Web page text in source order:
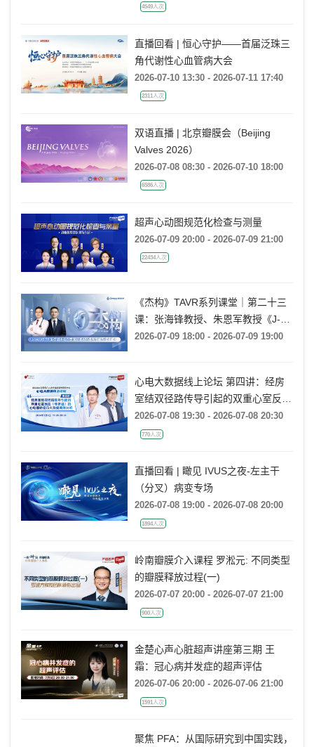
2026-07-10 14:00 - 2026-07-11 18:00
直播回看 | 恒心守护——首届泛珠三
角代谢性心血管病大会
2026-07-10 13:30 - 2026-07-11 17:40
双语直播 | 北京瓣膜会（Beijing
Valves 2026）
2026-07-08 08:30 - 2026-07-10 18:00
超声心动图规范化检查与测量
2026-07-09 20:00 - 2026-07-09 21:00
《杰构》TAVR系列课堂｜第二十三
课：张海锋教授、朱恩军教授《J-
心电大数据线上论坛 第四讲：经房
室结双径路传导引起的双重心室反应
(非折返)的心电图特征及大数据案例
2026-07-08 19:30 - 2026-07-08 20:30
直播回看 | 瞰见 IVUS之夜-左主干
（分叉）病变专场
2026-07-08 19:00 - 2026-07-08 20:00
岭南瓣膜介入课程 罗淞元: 不同类型
的瓣膜释放过程(一)
2026-07-07 20:00 - 2026-07-07 21:00
金楚心声心脏超声讲座第三期 王
霜：冠心病并发症的超声评估
2026-07-06 20:00 - 2026-07-06 21:00